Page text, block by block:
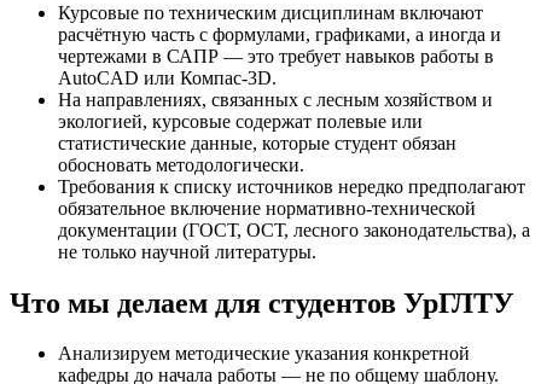
Курсовые по техническим дисциплинам включают
расчётную часть с формулами, графиками, а иногда и
чертежами в САПР — это требует навыков работы в
AutoCAD или Компас-3D.
На направлениях, связанных с лесным хозяйством и
экологией, курсовые содержат полевые или
статистические данные, которые студент обязан
обосновать методологически.
Требования к списку источников нередко предполагают
обязательное включение нормативно-технической
документации (ГОСТ, ОСТ, лесного законодательства), а
не только научной литературы.
Что мы делаем для студентов УрГЛТУ
Анализируем методические указания конкретной
кафедры до начала работы — не по общему шаблону.